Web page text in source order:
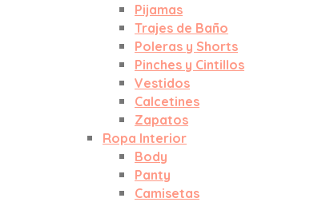
Pijamas
Trajes de Baño
Poleras y Shorts
Pinches y Cintillos
Vestidos
Calcetines
Zapatos
Ropa Interior
Body
Panty
Camisetas